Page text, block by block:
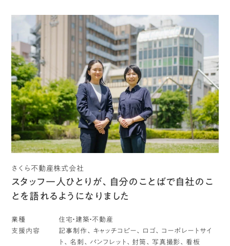
さくら不動産株式会社
スタッフ一人ひとりが、自分のことばで自社のこ
とを語れるようになりました
業種
住宅・建築・不動産
支援内容
記事制作、キャッチコピー、ロゴ、コーポレートサイ
ト、名刺、パンフレット、封筒、写真撮影、看板